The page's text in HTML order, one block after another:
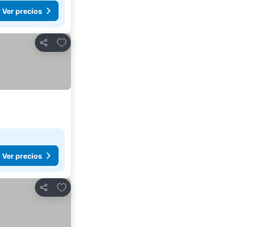
Ver precios
Compartir
Agregar a favoritos
Ver precios
Compartir
Agregar a favoritos